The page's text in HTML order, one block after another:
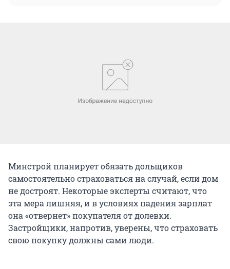
Минстрой планирует обязать дольщиков
самостоятельно страховаться на случай, если дом
не достроят. Некоторые эксперты считают, что
эта мера лишняя, и в условиях падения зарплат
она «отвернет» покупателя от долевки.
Застройщики, напротив, уверены, что страховать
свою покупку должны сами люди.